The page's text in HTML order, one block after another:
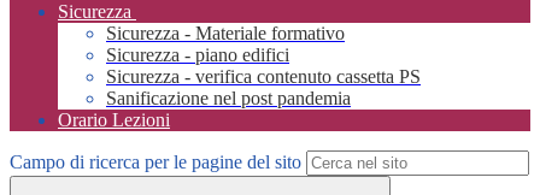
Sicurezza
Sicurezza - Materiale formativo
Sicurezza - piano edifici
Sicurezza - verifica contenuto cassetta PS
Sanificazione nel post pandemia
Orario Lezioni
Campo di ricerca per le pagine del sito